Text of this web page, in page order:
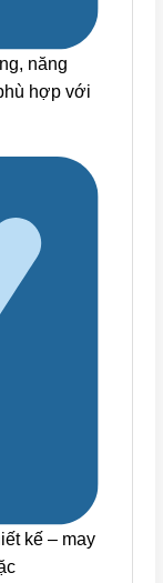
năng
hợp với
kế – may